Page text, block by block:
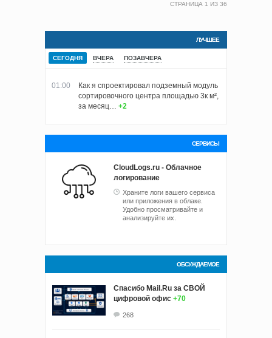
СТРАНИЦА 1 ИЗ 36
ЛУЧШЕЕ
СЕГОДНЯ ВЧЕРА ПОЗАВЧЕРА
01:00
Как я спроектировал подземный модуль
сортировочного центра площадью 3к м²,
за месяц… +2
СЕРВИСЫ
CloudLogs.ru - Облачное
логирование
Храните логи вашего сервиса
или приложения в облаке.
Удобно просматривайте и
анализируйте их.
ОБСУЖДАЕМОЕ
Спасибо Mail.Ru за СВОЙ
цифровой офис +70
268